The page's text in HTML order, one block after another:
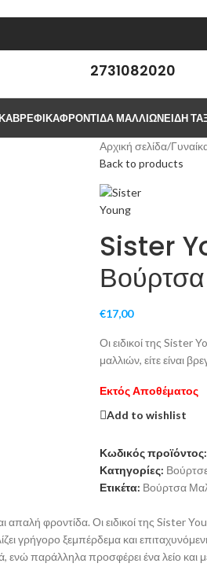
2731082020
ΒΡΕΦΙΚΆΦΡΟΝΤΙΔΑ ΜΑΛΛΙΩΝΕΊΔΗ
Αρχική σελίδα/
Back to products
Sister
€17,00
Οι ειδικοί της Sister
μαλλιών, είτε είναι
Εκτός Αποθέματος
Add to wishlist
Κωδικός προϊόντος:
Κατηγορίες:
Ετικέτα: Βούρτσα
φροντίδα. Οι ειδικοί της Sister
γρήγορο ξεμπέρδεμα και
παράλληλα προσφέρει ένα λείο και